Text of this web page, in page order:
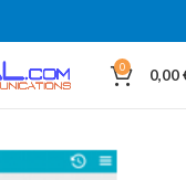
0 0,00